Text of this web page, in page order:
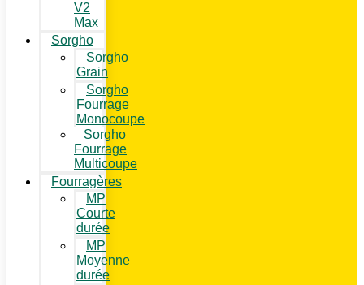
V2
Max
Sorgho
Sorgho
Grain
Sorgho
Fourrage
Monocoupe
Sorgho
Fourrage
Multicoupe
Fourragères
MP
Courte
durée
MP
Moyenne
durée